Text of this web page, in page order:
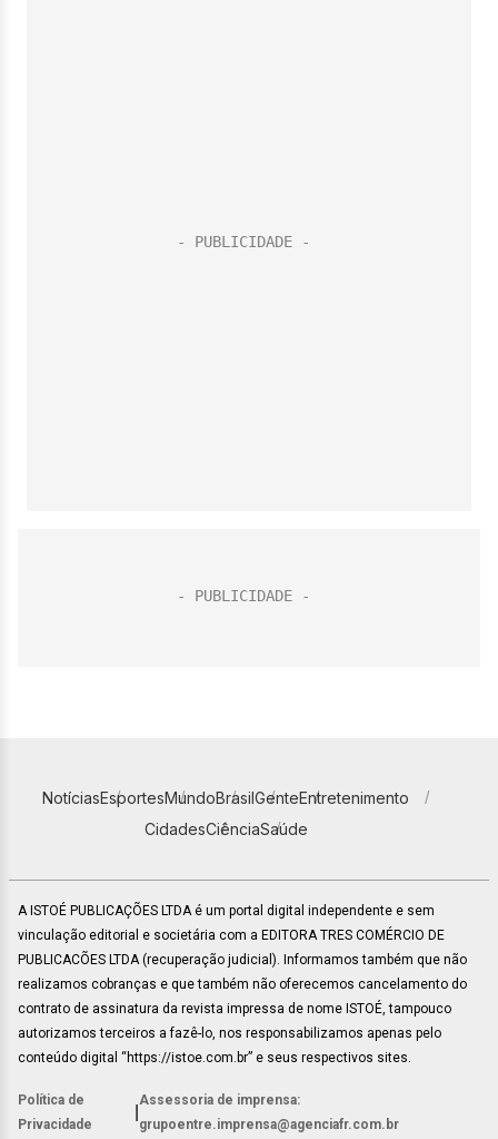
NotíciasEsportesMundoBrasilGenteEntretenimento
CidadesCiênciaSaúde
A ISTOÉ PUBLICAÇÕES LTDA é um portal digital independente e sem
vinculação editorial e societária com a EDITORA TRES COMÉRCIO DE
PUBLICACÕES LTDA (recuperação judicial). Informamos também que não
realizamos cobranças e que também não oferecemos cancelamento do
contrato de assinatura da revista impressa de nome ISTOÉ, tampouco
autorizamos terceiros a fazê-lo, nos responsabilizamos apenas pelo
conteúdo digital “https://istoe.com.br” e seus respectivos sites.
Política de
Privacidade
Assessoria de imprensa:
grupoentre.imprensa@agenciafr.com.br